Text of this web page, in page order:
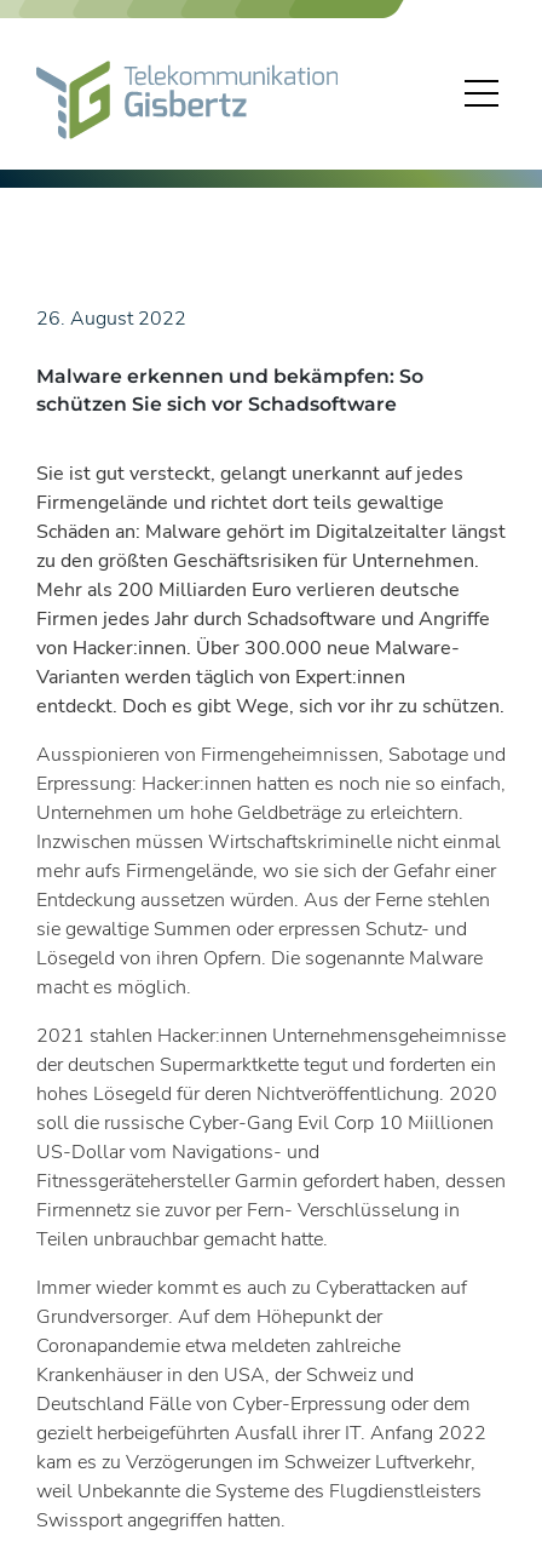
Skip
26. August 2022
Malware erkennen und bekämpfen: So
schützen Sie sich vor Schadsoftware
Sie ist gut versteckt, gelangt unerkannt auf jedes
Firmengelände und richtet dort teils gewaltige
Schäden an: Malware gehört im Digitalzeitalter längst
zu den größten Geschäftsrisiken für Unternehmen.
Mehr als 200 Milliarden Euro verlieren deutsche
Firmen jedes Jahr durch Schadsoftware und Angriffe
von Hacker:innen. Über 300.000 neue Malware-
Varianten werden täglich von Expert:innen
entdeckt. Doch es gibt Wege, sich vor ihr zu schützen.
Ausspionieren von Firmengeheimnissen, Sabotage und
Erpressung: Hacker:innen hatten es noch nie so einfach,
Unternehmen um hohe Geldbeträge zu erleichtern.
Inzwischen müssen Wirtschaftskriminelle nicht einmal
mehr aufs Firmengelände, wo sie sich der Gefahr einer
Entdeckung aussetzen würden. Aus der Ferne stehlen
sie gewaltige Summen oder erpressen Schutz- und
Lösegeld von ihren Opfern. Die sogenannte Malware
macht es möglich.
2021 stahlen Hacker:innen Unternehmensgeheimnisse
der deutschen Supermarktkette tegut und forderten ein
hohes Lösegeld für deren Nichtveröffentlichung. 2020
soll die russische Cyber-Gang Evil Corp 10 Miillionen
US-Dollar vom Navigations- und
Fitnessgerätehersteller Garmin gefordert haben, dessen
Firmennetz sie zuvor per Fern- Verschlüsselung in
Teilen unbrauchbar gemacht hatte.
Immer wieder kommt es auch zu Cyberattacken auf
Grundversorger. Auf dem Höhepunkt der
Coronapandemie etwa meldeten zahlreiche
Krankenhäuser in den USA, der Schweiz und
Deutschland Fälle von Cyber-Erpressung oder dem
gezielt herbeigeführten Ausfall ihrer IT. Anfang 2022
kam es zu Verzögerungen im Schweizer Luftverkehr,
weil Unbekannte die Systeme des Flugdienstleisters
Swissport angegriffen hatten.